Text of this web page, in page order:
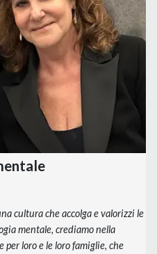
cultura che accolga e valorizzi le
mentale, crediamo nella
per loro e le loro famiglie, che